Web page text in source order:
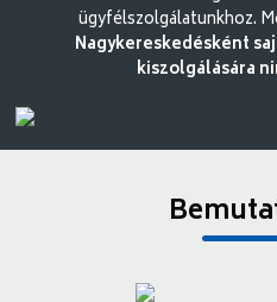
ügyfélszolgálatunkhoz.
Nagykereskedésként
kiszolgálására